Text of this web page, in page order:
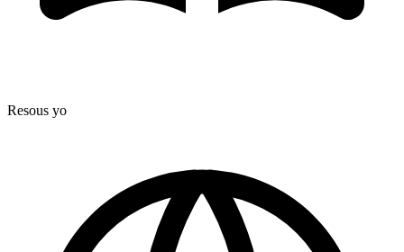
Resous yo